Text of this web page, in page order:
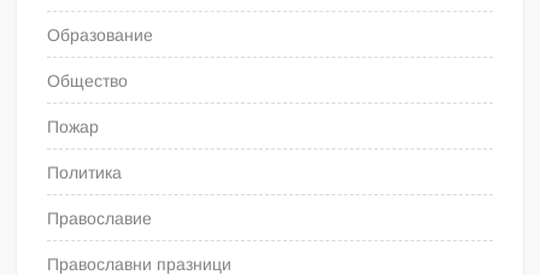
Образование
Общество
Пожар
Политика
Православие
Православни празници